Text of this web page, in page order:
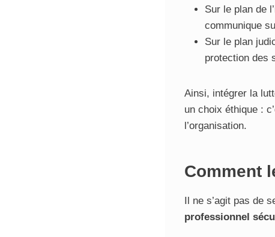
Sur le plan de
communique
Sur le plan
protection des
Ainsi, intégrer la
un choix éthique :
l’organisation.
Comment
Il ne s’agit pas de
professionnel